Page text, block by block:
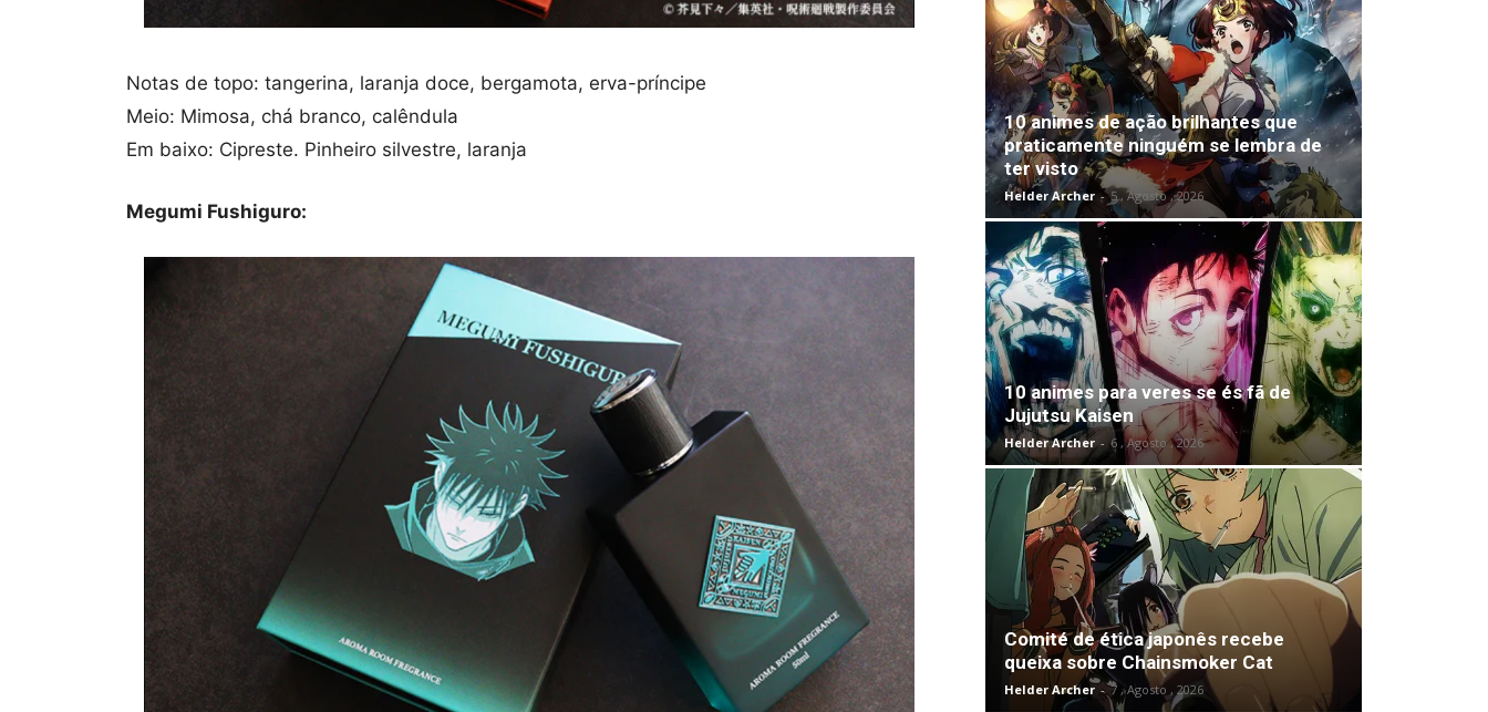
Notas de topo: tangerina, laranja doce, bergamota, erva-príncipe
Meio: Mimosa, chá branco, calêndula
Em baixo: Cipreste. Pinheiro silvestre, laranja
Megumi Fushiguro:
10 animes de ação brilhantes que
praticamente ninguém se lembra de
ter visto
Helder Archer - 5 , Agosto , 2026
10 animes para veres se és fã de
Jujutsu Kaisen
Helder Archer - 6 , Agosto , 2026
Comité de ética japonês recebe
queixa sobre Chainsmoker Cat
Helder Archer - 7 , Agosto , 2026